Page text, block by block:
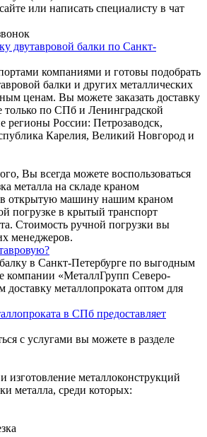
сайте или написать специалисту в чат
двутавровой балки по Санкт-
компаниями и готовы подобрать
балки и других металлических
ценам. Вы можете заказать доставку
только по СПб и Ленинградской
регионы России: Петрозаводск,
Карелия, Великий Новгород и
Вы всегда можете воспользоваться
металла на складе краном
в открытую машину нашим краном
погрузке в крытый транспорт
Стоимость ручной погрузки вы
менеджеров.
балку в Санкт-Петербурге по выгодным
компании «МеталлГрупп Северо-
доставку металлопроката оптом для
в СПб предоставляет
с услугами вы можете в разделе
изготовление металлоконструкций
металла, среди которых: